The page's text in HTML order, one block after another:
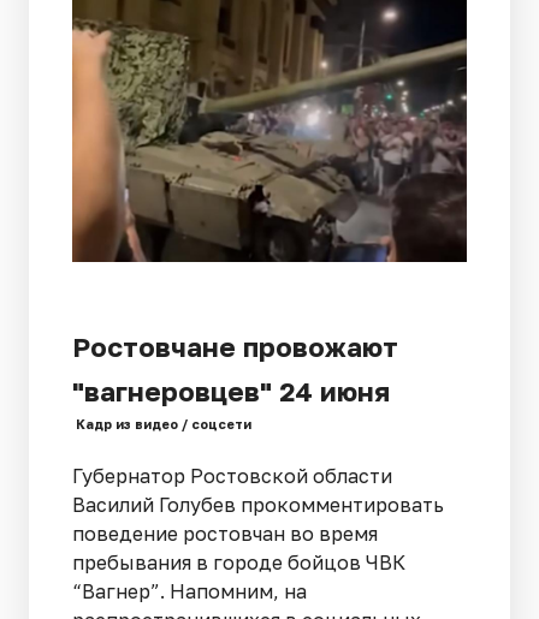
Ростовчане провожают
"вагнеровцев" 24 июня
Кадр из видео / соцсети
Губернатор Ростовской области
Василий Голубев прокомментировать
поведение ростовчан во время
пребывания в городе бойцов ЧВК
“Вагнер”. Напомним, на